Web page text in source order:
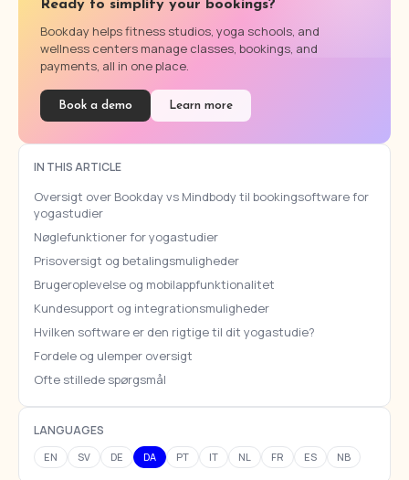
Ready to simplify your bookings?
Bookday helps fitness studios, yoga schools, and
wellness centers manage classes, bookings, and
payments, all in one place.
Book a demo Learn more
IN THIS ARTICLE
Oversigt over Bookday vs Mindbody til bookingsoftware for
yogastudier
Nøglefunktioner for yogastudier
Prisoversigt og betalingsmuligheder
Brugeroplevelse og mobilappfunktionalitet
Kundesupport og integrationsmuligheder
Hvilken software er den rigtige til dit yogastudie?
Fordele og ulemper oversigt
Ofte stillede spørgsmål
LANGUAGES
EN SV DE DA PT IT NL FR ES NB